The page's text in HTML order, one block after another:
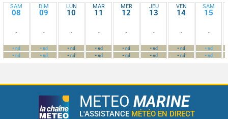
SAM
08
-
-nd
-nd
DIM
09
-
-nd
-nd
LUN
10
-
-nd
-nd
MAR
11
-
-nd
-nd
MER
12
-
-nd
-nd
JEU
13
-
-nd
-nd
VEN
14
-
-nd
-nd
SAM
15
-
-nd
-nd
METEO MARINE
L'ASSISTANCE MÉTÉO EN DIRECT